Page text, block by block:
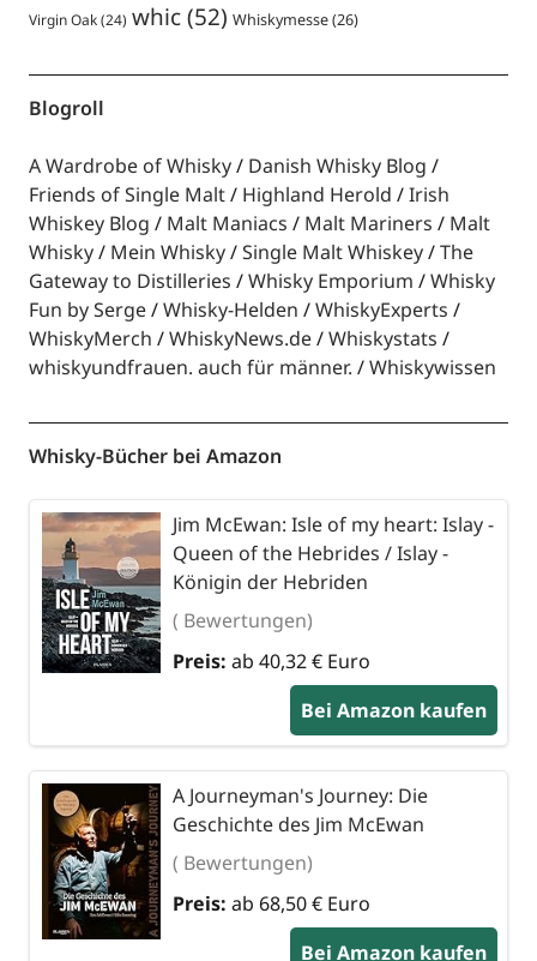
Virgin Oak(24) whic(52) Whiskymesse(26)
Blogroll
A Wardrobe of Whisky
Danish Whisky Blog
Friends of Single Malt
Highland Herold
Irish
Whiskey Blog
Malt Maniacs Malt Mariners
Malt
Whisky
Mein Whisky Single Malt Whiskey
The
Gateway to Distilleries
Whisky Emporium
Whisky
Fun by Serge
Whisky-Helden
WhiskyExperts
WhiskyMerch
WhiskyNews.de
Whiskystats
whiskyundfrauen. auch für männer.
Whiskywissen
Whisky-Bücher bei Amazon
Jim McEwan: Isle of my heart: Islay -
Queen of the Hebrides / Islay -
Königin der Hebriden
( Bewertungen)
Preis: ab 40,32 € Euro
Bei Amazon kaufen
A Journeyman's Journey: Die
Geschichte des Jim McEwan
( Bewertungen)
Preis: ab 68,50 € Euro
Bei Amazon kaufen